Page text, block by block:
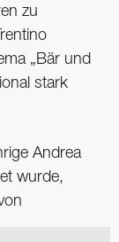
zu
„Bär und
stark
Andrea
wurde,